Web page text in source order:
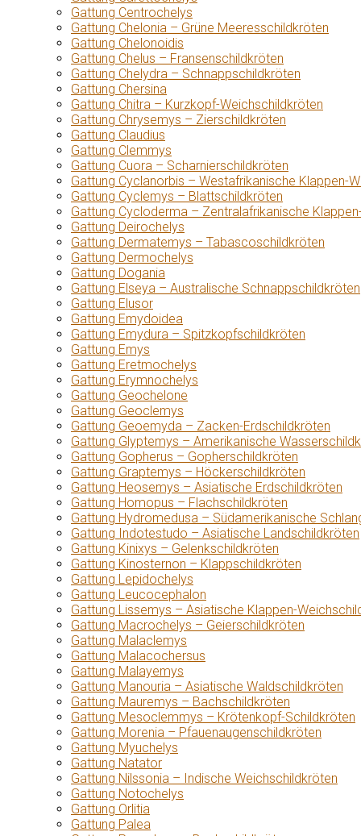
Gattung Centrochelys
Gattung Chelonia – Grüne Meeresschildkröten
Gattung Chelonoidis
Gattung Chelus – Fransenschildkröten
Gattung Chelydra – Schnappschildkröten
Gattung Chersina
Gattung Chitra – Kurzkopf-Weichschildkröten
Gattung Chrysemys – Zierschildkröten
Gattung Claudius
Gattung Clemmys
Gattung Cuora – Scharnierschildkröten
Gattung Cyclanorbis – Westafrikanische Klappen-
Gattung Cyclemys – Blattschildkröten
Gattung Cycloderma – Zentralafrikanische
Gattung Deirochelys
Gattung Dermatemys – Tabascoschildkröten
Gattung Dermochelys
Gattung Dogania
Gattung Elseya – Australische Schnappschildkröten
Gattung Elusor
Gattung Emydoidea
Gattung Emydura – Spitzkopfschildkröten
Gattung Emys
Gattung Eretmochelys
Gattung Erymnochelys
Gattung Geochelone
Gattung Geoclemys
Gattung Geoemyda – Zacken-Erdschildkröten
Gattung Glyptemys – Amerikanische
Gattung Gopherus – Gopherschildkröten
Gattung Graptemys – Höckerschildkröten
Gattung Heosemys – Asiatische Erdschildkröten
Gattung Homopus – Flachschildkröten
Gattung Hydromedusa – Südamerikanische
Gattung Indotestudo – Asiatische Landschildkröten
Gattung Kinixys – Gelenkschildkröten
Gattung Kinosternon – Klappschildkröten
Gattung Lepidochelys
Gattung Leucocephalon
Gattung Lissemys – Asiatische Klappen-
Gattung Macrochelys – Geierschildkröten
Gattung Malaclemys
Gattung Malacochersus
Gattung Malayemys
Gattung Manouria – Asiatische Waldschildkröten
Gattung Mauremys – Bachschildkröten
Gattung Mesoclemmys – Krötenkopf-Schildkröten
Gattung Morenia – Pfauenaugenschildkröten
Gattung Myuchelys
Gattung Natator
Gattung Nilssonia – Indische Weichschildkröten
Gattung Notochelys
Gattung Orlitia
Gattung Palea